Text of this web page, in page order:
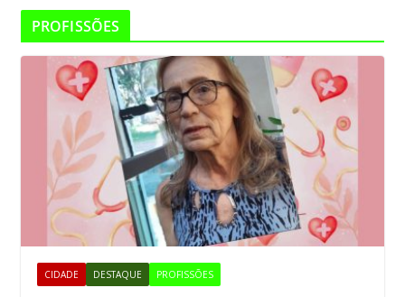
PROFISSÕES
CIDADE DESTAQUE PROFISSÕES